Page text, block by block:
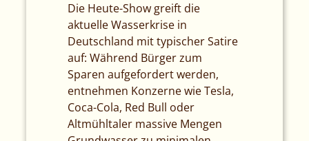
Die Heute-Show greift die
aktuelle Wasserkrise in
Deutschland mit typischer Satire
auf: Während Bürger zum
Sparen aufgefordert werden,
entnehmen Konzerne wie Tesla,
Coca-Cola, Red Bull oder
Altmühltaler massive Mengen